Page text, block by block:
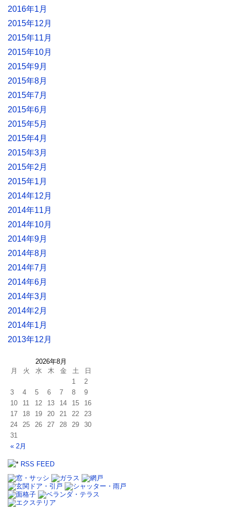
2016年1月
2015年12月
2015年11月
2015年10月
2015年9月
2015年8月
2015年7月
2015年6月
2015年5月
2015年4月
2015年3月
2015年2月
2015年1月
2014年12月
2014年11月
2014年10月
2014年9月
2014年8月
2014年7月
2014年6月
2014年3月
2014年2月
2014年1月
2013年12月
2026年8月
月
火 水 木 金 土 日
« 2月
1
2
3
4 5 6 7 8
9
10
11 12 13 14 15
16
17
18 19 20 21 22
23
24
25 26 27 28 29
30
31
RSS FEED